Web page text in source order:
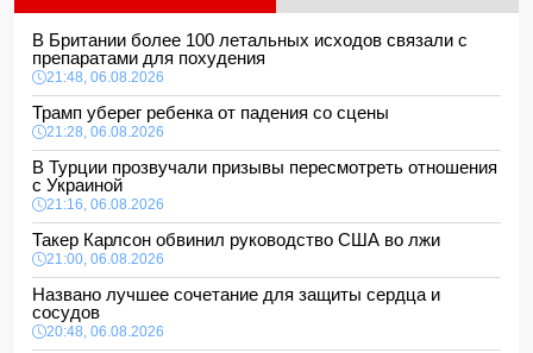
В Британии более 100 летальных исходов связали с
препаратами для похудения
21:48, 06.08.2026
Трамп уберег ребенка от падения со сцены
21:28, 06.08.2026
В Турции прозвучали призывы пересмотреть отношения
с Украиной
21:16, 06.08.2026
Такер Карлсон обвинил руководство США во лжи
21:00, 06.08.2026
Названо лучшее сочетание для защиты сердца и
сосудов
20:48, 06.08.2026